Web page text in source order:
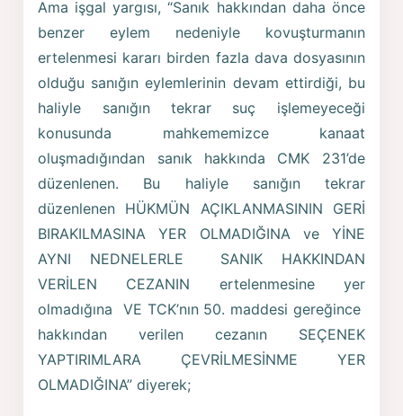
Ama işgal yargısı, “Sanık hakkından daha önce
benzer eylem nedeniyle kovuşturmanın
ertelenmesi kararı birden fazla dava dosyasının
olduğu sanığın eylemlerinin devam ettirdiği, bu
haliyle sanığın tekrar suç işlemeyeceği
konusunda mahkememizce kanaat
oluşmadığından sanık hakkında CMK 231’de
düzenlenen. Bu haliyle sanığın tekrar
düzenlenen HÜKMÜN AÇIKLANMASININ GERİ
BIRAKILMASINA YER OLMADIĞINA ve YİNE
AYNI NEDNELERLE SANIK HAKKINDAN
VERİLEN CEZANIN ertelenmesine yer
olmadığına VE TCK’nın 50. maddesi gereğince
hakkından verilen cezanın SEÇENEK
YAPTIRIMLARA ÇEVRİLMESİNME YER
OLMADIĞINA” diyerek;